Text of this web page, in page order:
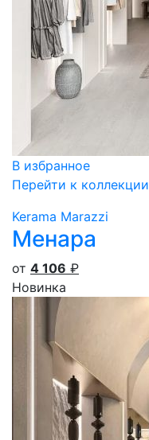
В избранное
Перейти к коллекции
Kerama Marazzi
Менара
от 4 106 ₽
Новинка